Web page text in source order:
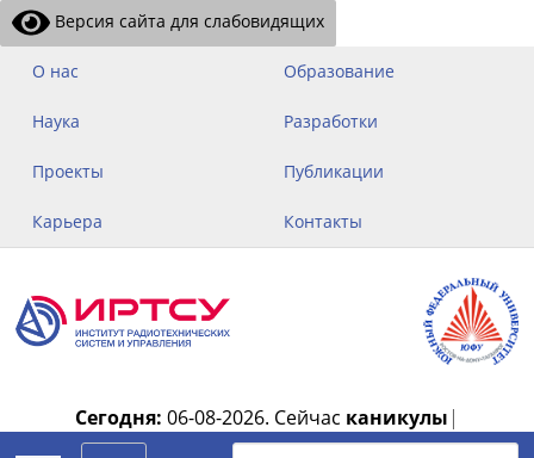
Версия сайта для слабовидящих
О нас Образование
Наука Разработки
Проекты Публикации
Карьера Контакты
Сегодня: 06-08-2026. Сейчас каникулы |